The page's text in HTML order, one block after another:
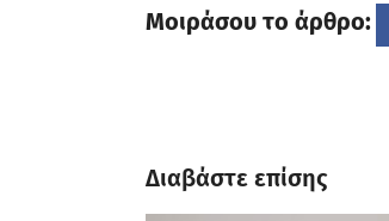
Μοιράσου το άρθρο:
Διαβάστε επίσης